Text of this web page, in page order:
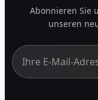
Abonnieren Sie
unseren